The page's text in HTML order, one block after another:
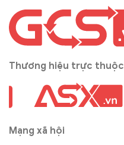
Thương hiệu trực thuộc
Mạng xã hội